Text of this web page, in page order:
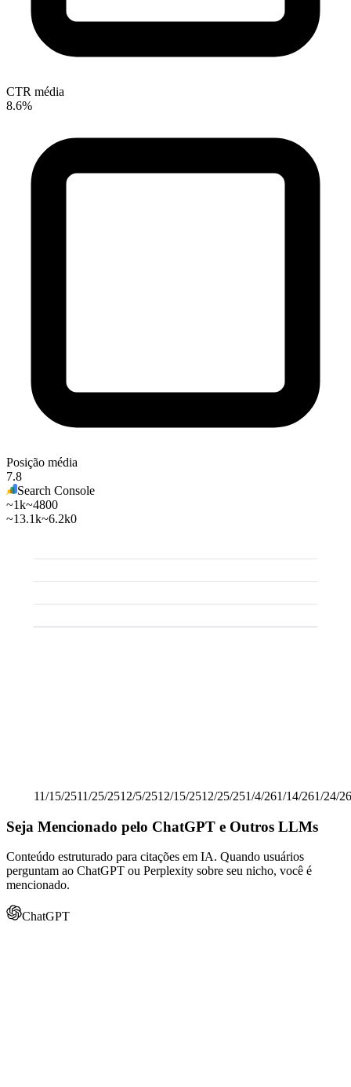
CTR média
8.6%
Posição média
7.8
Search Console
~1k~4800
~13.1k~6.2k0
11/15/2511/25/2512/5/2512/15/2512/25/251/4/261/14/261/24/26
Seja Mencionado pelo ChatGPT e Outros LLMs
Conteúdo estruturado para citações em IA. Quando usuários
perguntam ao ChatGPT ou Perplexity sobre seu nicho, você é
mencionado.
ChatGPT